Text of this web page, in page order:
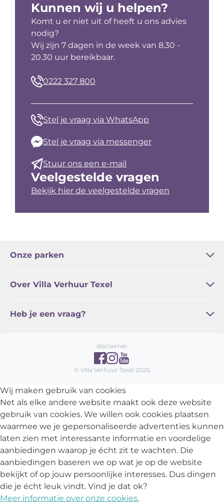
Kunnen wij u helpen?
Komt u er niet uit of heeft u ons advies
nodig?
Wij zijn 7 dagen in de week van 8.30 -
20.30 uur bereikbaar.
0222 327 800
Stel je vraag via WhatsApp
Stel je vraag via messenger
Stuur ons een e-mail
Veelgestelde vragen
Bekijk hier de veelgestelde vragen
Onze parken
Over Villa Verhuur Texel
Heb je een vraag?
disclaimer
© Villa Verhuur Texel 2026
Wij maken gebruik van cookies
Net als elke andere website maakt ook deze website
gebruik van cookies. We willen ook cookies plaatsen
waarmee we je gepersonaliseerde advertenties kunnen
laten zien met interessante informatie en voordelige
aanbiedingen waarop je écht zit te wachten. Die
aanbiedingen baseren we op wat je op de website
bekijkt of op jouw persoonlijke interesses. Dus dingen
die je écht leuk vindt. Vind je dat ok?
Meer informatie over onze cookies.